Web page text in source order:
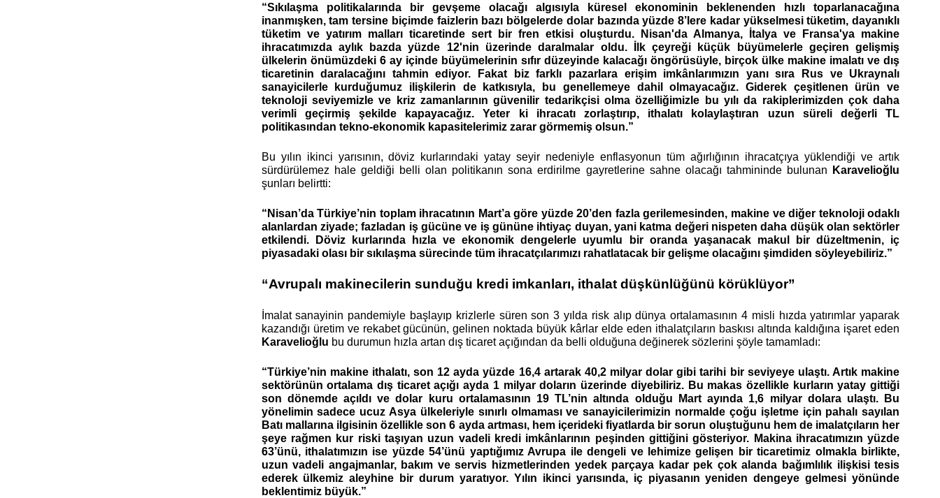
“Sıkılaşma politikalarında bir gevşeme olacağı algısıyla küresel ekonominin beklenenden hızlı toparlanacağına
inanmışken, tam tersine biçimde faizlerin bazı bölgelerde dolar bazında yüzde 8’lere kadar yükselmesi tüketim, dayanıklı
tüketim ve yatırım malları ticaretinde sert bir fren etkisi oluşturdu. Nisan'da Almanya, İtalya ve Fransa'ya makine
ihracatımızda aylık bazda yüzde 12'nin üzerinde daralmalar oldu. İlk çeyreği küçük büyümelerle geçiren gelişmiş
ülkelerin önümüzdeki 6 ay içinde büyümelerinin sıfır düzeyinde kalacağı öngörüsüyle, birçok ülke makine imalatı ve dış
ticaretinin daralacağını tahmin ediyor. Fakat biz farklı pazarlara erişim imkânlarımızın yanı sıra Rus ve Ukraynalı
sanayicilerle kurduğumuz ilişkilerin de katkısıyla, bu genellemeye dahil olmayacağız. Giderek çeşitlenen ürün ve
teknoloji seviyemizle ve kriz zamanlarının güvenilir tedarikçisi olma özelliğimizle bu yılı da rakiplerimizden çok daha
verimli geçirmiş şekilde kapayacağız. Yeter ki ihracatı zorlaştırıp, ithalatı kolaylaştıran uzun süreli değerli TL
politikasından tekno-ekonomik kapasitelerimiz zarar görmemiş olsun.”
Bu yılın ikinci yarısının, döviz kurlarındaki yatay seyir nedeniyle enflasyonun tüm ağırlığının ihracatçıya yüklendiği ve artık
sürdürülemez hale geldiği belli olan politikanın sona erdirilme gayretlerine sahne olacağı tahmininde bulunan
şunları belirtti:
“Nisan’da Türkiye’nin toplam ihracatının Mart’a göre yüzde 20’den fazla gerilemesinden, makine ve diğer teknoloji odaklı
alanlardan ziyade; fazladan iş gücüne ve iş gününe ihtiyaç duyan, yani katma değeri nispeten daha düşük olan sektörler
etkilendi. Döviz kurlarında hızla ve ekonomik dengelerle uyumlu bir oranda yaşanacak makul bir düzeltmenin, iç
piyasadaki olası bir sıkılaşma sürecinde tüm ihracatçılarımızı rahatlatacak bir gelişme olacağını şimdiden söyleyebiliriz.”
“Avrupalı makinecilerin sunduğu kredi imkanları, ithalat düşkünlüğünü körüklüyor”
İmalat sanayinin pandemiyle başlayıp krizlerle süren son 3 yılda risk alıp dünya ortalamasının 4 misli hızda yatırımlar yaparak
Karavelioğlu bu durumun hızla artan dış ticaret açığından da belli olduğuna değinerek sözlerini şöyle tamamladı:
“Türkiye’nin makine ithalatı, son 12 ayda yüzde 16,4 artarak 40,2 milyar dolar gibi tarihi bir seviyeye ulaştı. Artık makine
sektörünün ortalama dış ticaret açığı ayda 1 milyar doların üzerinde diyebiliriz. Bu makas özellikle kurların yatay gittiği
son dönemde açıldı ve dolar kuru ortalamasının 19 TL’nin altında olduğu Mart ayında 1,6 milyar dolara ulaştı. Bu
yönelimin sadece ucuz Asya ülkeleriyle sınırlı olmaması ve sanayicilerimizin normalde çoğu işletme için pahalı sayılan
Batı mallarına ilgisinin özellikle son 6 ayda artması, hem içerideki fiyatlarda bir sorun oluştuğunu hem de imalatçıların her
şeye rağmen kur riski taşıyan uzun vadeli kredi imkânlarının peşinden gittiğini gösteriyor. Makina ihracatımızın yüzde
63’ünü, ithalatımızın ise yüzde 54’ünü yaptığımız Avrupa ile dengeli ve lehimize gelişen bir ticaretimiz olmakla birlikte,
uzun vadeli angajmanlar, bakım ve servis hizmetlerinden yedek parçaya kadar pek çok alanda bağımlılık ilişkisi tesis
ederek ülkemiz aleyhine bir durum yaratıyor. Yılın ikinci yarısında, iç piyasanın yeniden dengeye gelmesi yönünde
beklentimiz büyük.”